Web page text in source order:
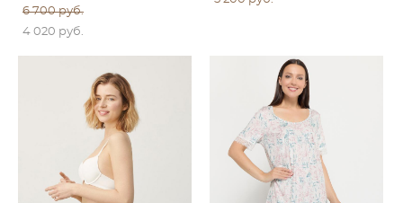
6 700 pуб.
4 020 pуб.